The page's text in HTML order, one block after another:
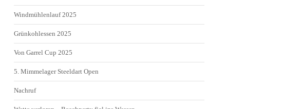
Windmühlenlauf 2025
Grünkohlessen 2025
Von Garrel Cup 2025
5. Mimmelager Steeldart Open
Nachruf